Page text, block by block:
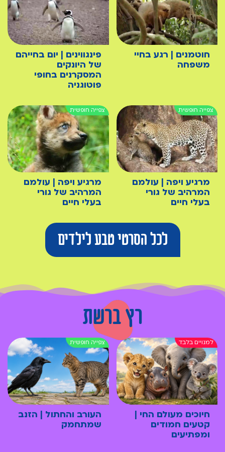
חוטמנים | רגע בחיי
משפחה
פינגווינים | יום בחייהם
של היונקים
המסקרנים בחופי
פוטוגניה
מרגיע ויפה | עולמם
המרהיב של גורי
בעלי חיים
מרגיע ויפה | עולמם
המרהיב של גורי
בעלי חיים
לכל הסרטי טבע לילדים
רץ ברשת
חיוכים מעולם החי |
קטעים חמודים
ומפתיעים
העורב והחתול | הזנב
שמתחמק